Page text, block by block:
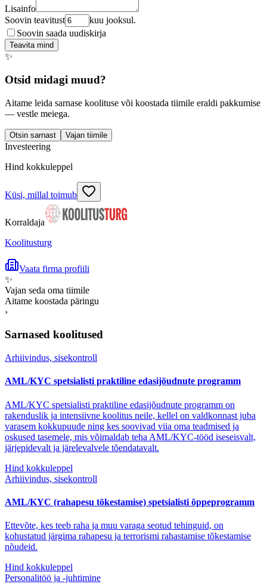
Lisainfo
Soovin teavitust
kuu jooksul.
Soovin saada uudiskirja
Teavita mind
✨
Otsid midagi muud?
Aitame leida sarnase koolituse või koostada tiimile eraldi pakkumise
— vestle meiega.
Otsin sarnast Vajan tiimile
Investeering
Hind kokkuleppel
Küsi, millal toimub
Korraldaja
Koolitusturg
Vaata firma profiili
✨
Vajan seda oma tiimile
Aitame koostada päringu
›
Sarnased koolitused
Arhiivindus, sisekontroll
AML/KYC spetsialisti praktiline edasijõudnute programm
AML/KYC spetsialisti praktiline edasijõudnute programm on
rakenduslik ja intensiivne koolitus neile, kellel on valdkonnast juba
varasem kokkupuude ning kes soovivad viia oma teadmised ja
oskused tasemele, mis võimaldab teha AML/KYC-tööd iseseisvalt,
järjepidevalt ja järelevalvele tõendatavalt.
Hind kokkuleppel
Arhiivindus, sisekontroll
AML/KYC (rahapesu tõkestamise) spetsialisti õppeprogramm
Ettevõte, kes teeb raha ja muu varaga seotud tehinguid, on
kohustatud järgima rahapesu ja terrorismi rahastamise tõkestamise
nõudeid.
Hind kokkuleppel
Personalitöö ja -juhtimine